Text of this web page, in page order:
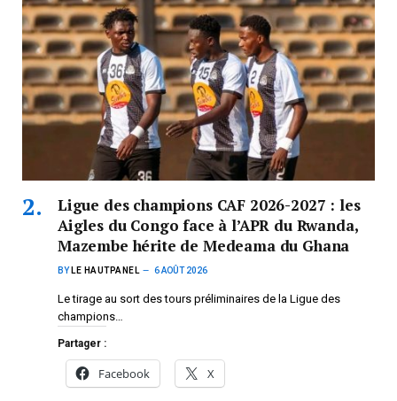
Ligue des champions CAF 2026-2027 : les
Aigles du Congo face à l’APR du Rwanda,
Mazembe hérite de Medeama du Ghana
BY LE HAUTPANEL 6 AOÛT 2026
Le tirage au sort des tours préliminaires de la Ligue des
champions…
Partager :
Facebook X